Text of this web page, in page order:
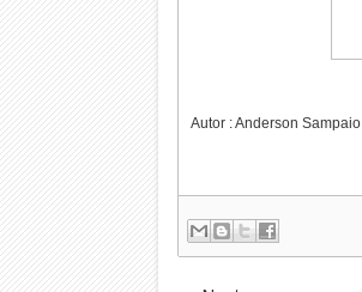
Autor : Anderson Sampaio